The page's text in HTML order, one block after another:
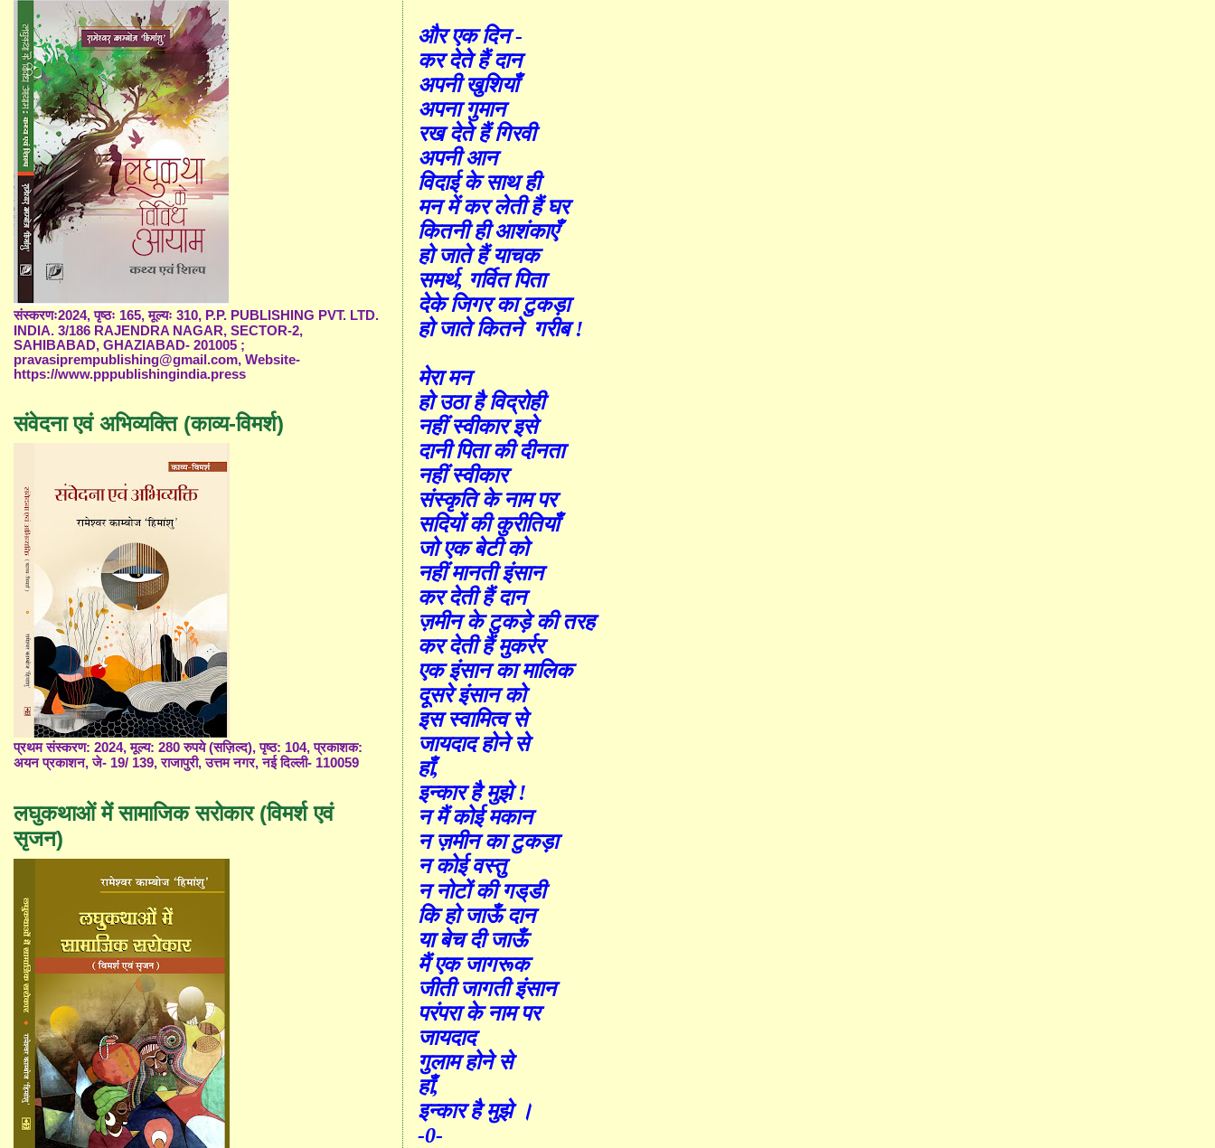
और एक दिन -
कर देते हैं दान
अपनी खुशियाँ
अपना गुमान
रख देते हैं गिरवी
अपनी आन
विदाई के साथ ही
मन में कर लेती हैं घर
कितनी ही आशंकाएँ
हो जाते हैं याचक
समर्थ, गर्वित पिता
देके जिगर का टुकड़ा
हो जाते कितने गरीब !
मेरा मन
हो उठा है विद्रोही
नहीं स्वीकार इसे
दानी पिता की दीनता
नहीं स्वीकार
संस्कृति के नाम पर
सदियों की कुरीतियाँ
जो एक बेटी को
नहीं मानती इंसान
कर देती हैं दान
ज़मीन के टुकड़े की तरह
कर देती हैं मुकर्रर
एक इंसान का मालिक
दूसरे इंसान को
इस स्वामित्व से
जायदाद होने से
हाँ,
इन्कार है मुझे !
न मैं कोई मकान
न ज़मीन का टुकड़ा
न कोई वस्तु
न नोटों की गड्डी
कि हो जाऊँ दान
या बेच दी जाऊँ
मैं एक जागरूक
जीती जागती इंसान
परंपरा के नाम पर
जायदाद
गुलाम होने से
हाँ,
इन्कार है मुझे ।
-0-
संस्करणः2024, पृष्ठः 165, मूल्यः 310, P.P. PUBLISHING PVT. LTD.
INDIA. 3/186 RAJENDRA NAGAR, SECTOR-2,
SAHIBABAD, GHAZIABAD- 201005 ;
pravasiprempublishing@gmail.com, Website-
https://www.pppublishingindia.press
संवेदना एवं अभिव्यक्ति (काव्य-विमर्श)
प्रथम संस्करण: 2024, मूल्य: 280 रुपये (सज़िल्द), पृष्ठ: 104, प्रकाशक:
अयन प्रकाशन, जे- 19/ 139, राजापुरी, उत्तम नगर, नई दिल्ली- 110059
लघुकथाओं में सामाजिक सरोकार (विमर्श एवं
सृजन)